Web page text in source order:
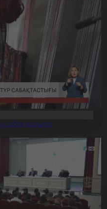
сабақтастығы